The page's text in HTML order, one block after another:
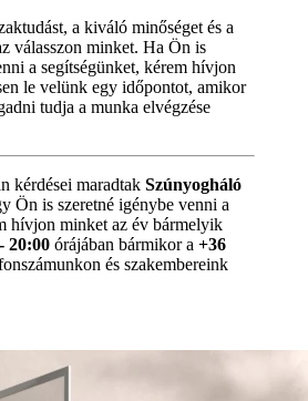
a kiváló minőséget és a
válasszon minket. Ha Ön is
a segítségünket, kérem hívjon
le velünk egy időpontot, amikor
tudja a munka elvégzése
kérdései maradtak Szúnyogháló
Ön is szeretné igénybe venni a
hívjon minket az év bármelyik
20:00 órájában bármikor a +36
és szakembereink